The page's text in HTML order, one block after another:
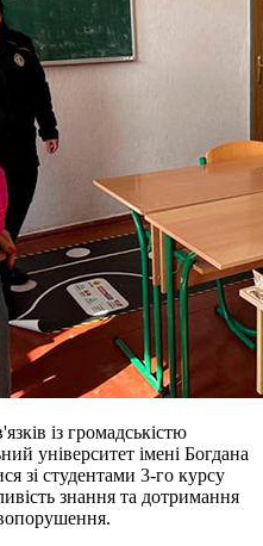
із громадськістю
університет імені Богдана
зі студентами 3-го курсу
знання та дотримання